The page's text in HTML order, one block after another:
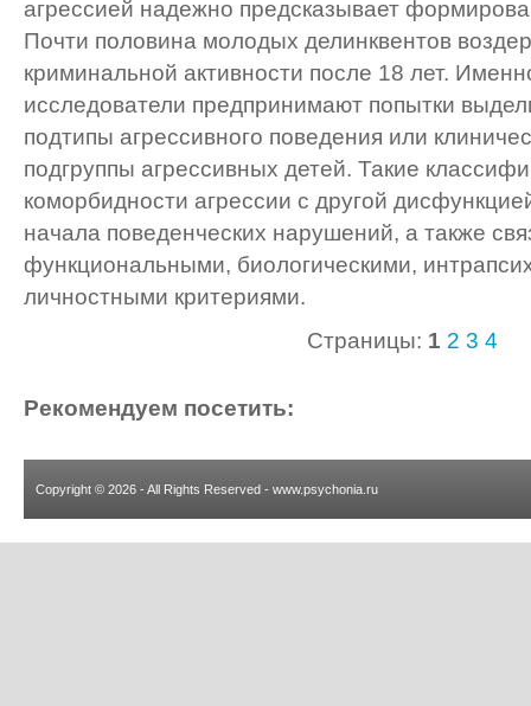
агрессией надежно предсказывает
Почти половина молодых делинквентов
криминальной активности после 18 лет.
исследователи предпринимают попытки
подтипы агрессивного поведения или
подгруппы агрессивных детей. Такие
коморбидности агрессии с другой
начала поведенческих нарушений, а также
функциональными, биологическими,
личностными критериями.
Страницы: 1 2 3 4
Рекомендуем посетить:
Copyright © 2026 - All Rights Reserved - www.psychonia.ru